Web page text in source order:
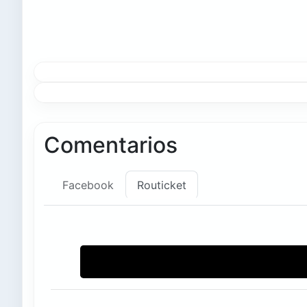
Comentarios
Facebook Routicket